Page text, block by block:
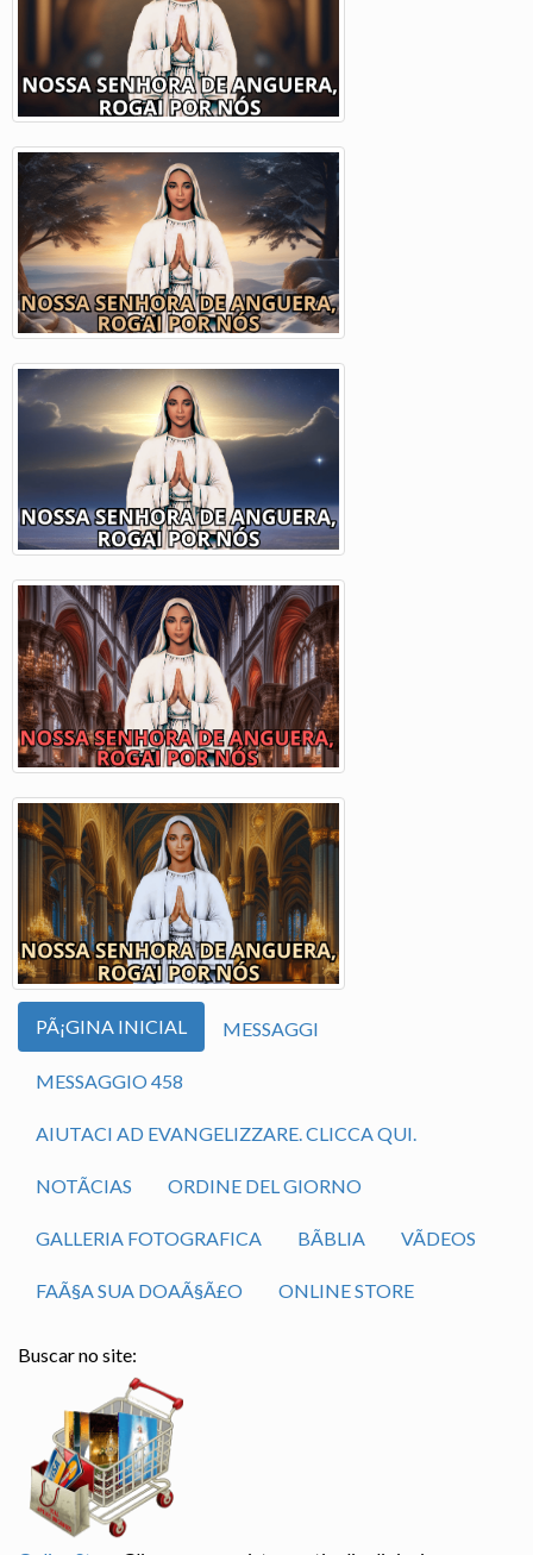
PÃ¡GINA INICIAL MESSAGGI
MESSAGGIO 458
AIUTACI AD EVANGELIZZARE. CLICCA QUI.
NOTÃ­CIAS ORDINE DEL GIORNO
GALLERIA FOTOGRAFICA BÃ­BLIA VÃ­DEOS
FAÃ§A SUA DOAÃ§Ã£O ONLINE STORE
Buscar no site: